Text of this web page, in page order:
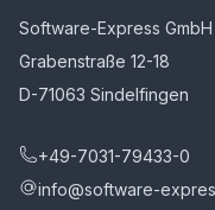
Software-Express GmbH
Grabenstraße 12-18
D-71063 Sindelfingen
+49-7031-79433-0
info@software-